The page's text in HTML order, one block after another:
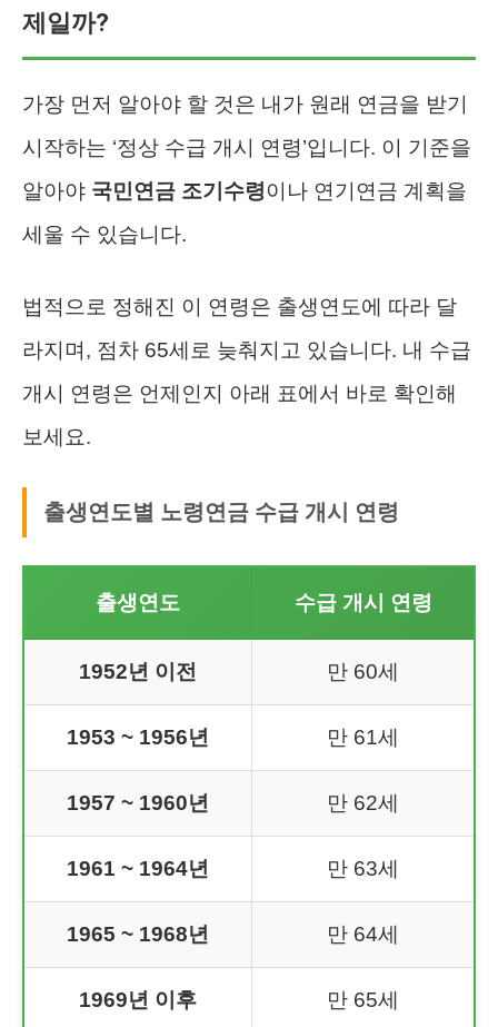
제일까?
가장 먼저 알아야 할 것은 내가 원래 연금을 받기
시작하는 ‘정상 수급 개시 연령’입니다. 이 기준을
알아야 국민연금 조기수령이나 연기연금 계획을
세울 수 있습니다.
법적으로 정해진 이 연령은 출생연도에 따라 달
라지며, 점차 65세로 늦춰지고 있습니다. 내 수급
개시 연령은 언제인지 아래 표에서 바로 확인해
보세요.
출생연도별 노령연금 수급 개시 연령
출생연도 수급 개시 연령
1952년 이전 만 60세
1953 ~ 1956년 만 61세
1957 ~ 1960년 만 62세
1961 ~ 1964년 만 63세
1965 ~ 1968년 만 64세
1969년 이후 만 65세